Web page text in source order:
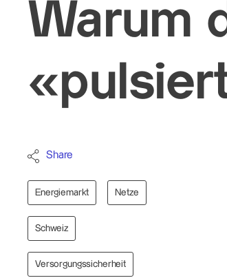
Warum
Share
Energiemarkt Netze
Schweiz
Versorgungssicherheit